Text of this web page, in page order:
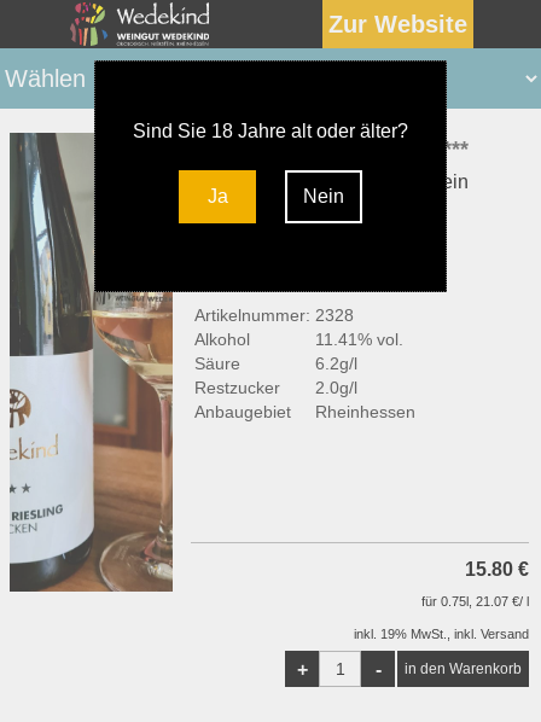
Zur Website
Sind Sie 18 Jahre alt oder älter?
Ja Nein
2023er Hipping Riesling ***
trocken Deutscher Qualitätswein
Artikelnummer: 2328
Alkohol
11.41% vol.
Säure
6.2g/l
Restzucker
2.0g/l
Anbaugebiet
Rheinhessen
15.80 €
für 0.75l, 21.07 €/ l
inkl. 19% MwSt., inkl. Versand
-
+